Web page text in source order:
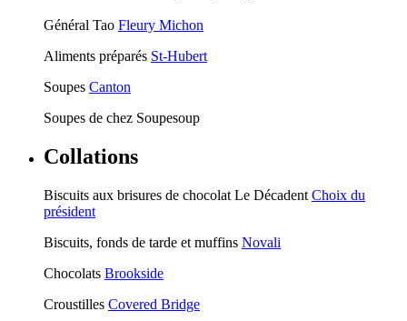
Général Tao Fleury Michon
Aliments préparés St-Hubert
Soupes Canton
Soupes de chez Soupesoup
Collations
Biscuits aux brisures de chocolat Le Décadent Choix du
président
Biscuits, fonds de tarde et muffins Novali
Chocolats Brookside
Croustilles Covered Bridge